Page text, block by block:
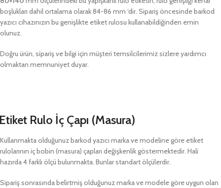
boşlukları dahil ortalama olarak 84-86 mm ‘dir. Sipariş öncesinde barkod
yazıcı cihazınızın bu genişlikte etiket rulosu kullanabildiğinden emin
olunuz.
Doğru ürün, sipariş ve bilgi için müşteri temsilcilerimiz sizlere yardımcı
olmaktan memnuniyet duyar.
Rulo İç Çapı (Masura)
Kullanmakta olduğunuz barkod yazıcı marka ve modeline göre etiket
rulolarının iç bobin (masura) çapları değişkenlik göstermektedir. Hali
hazırda 4 farklı ölçü bulunmakta. Bunlar standart ölçülerdir.
Sipariş sonrasında belirtmiş olduğunuz marka ve modele göre uygun olan